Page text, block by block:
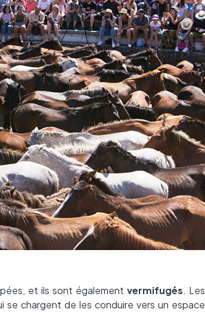
et ils sont également vermifugés. Les
chargent de les conduire vers un espace